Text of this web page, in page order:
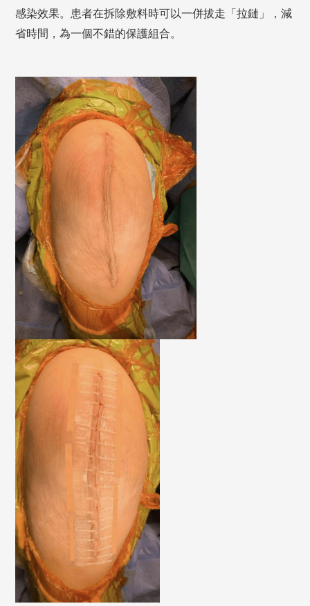
感染效果。患者在拆除敷料時可以一併拔走「拉鏈」，減
省時間，為一個不錯的保護組合。